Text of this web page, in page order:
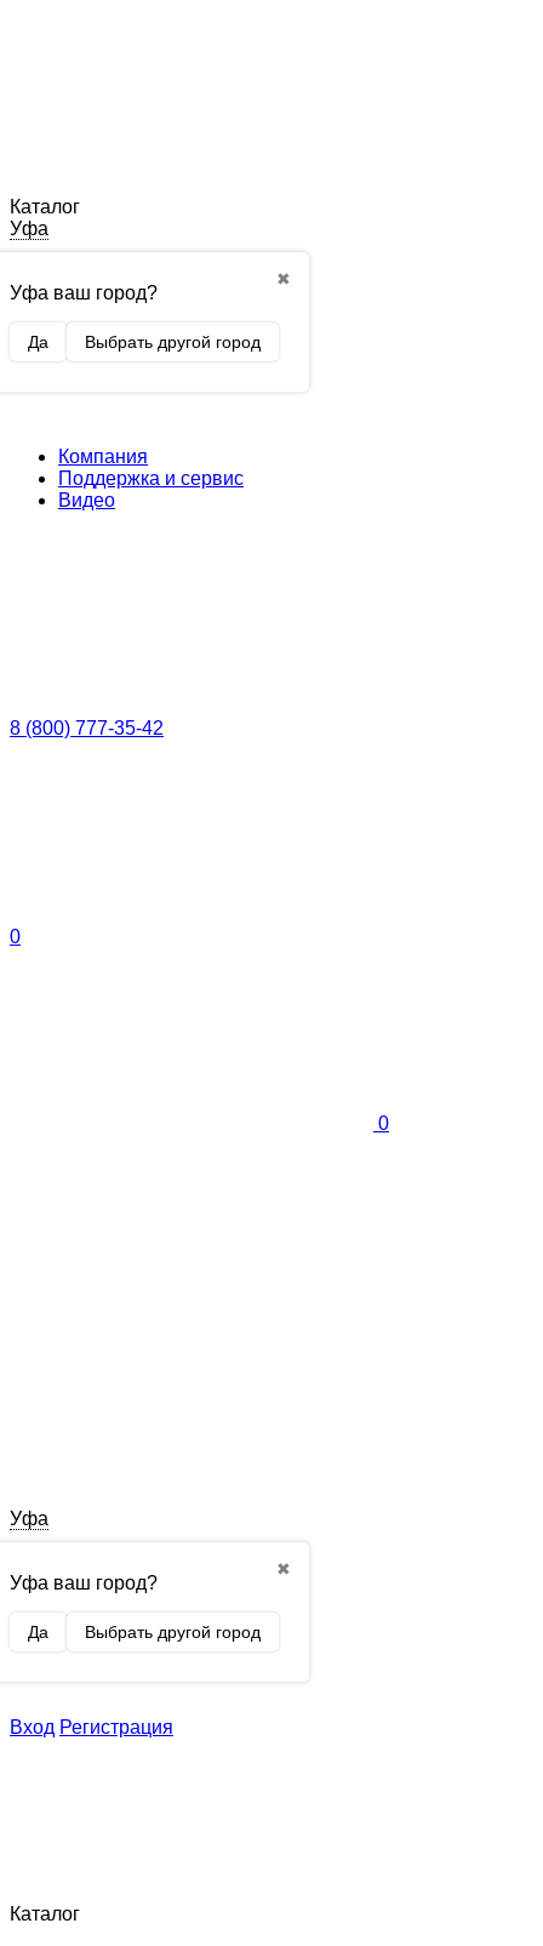
Каталог
Уфа
✖
Уфа ваш город?
Да Выбрать другой город
Компания
Поддержка и сервис
Видео
8 (800) 777-35-42
0
0
Уфа
✖
Уфа ваш город?
Да Выбрать другой город
Вход Регистрация
Каталог